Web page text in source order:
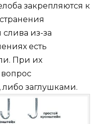
закрепляются к
из-за
есть
При их
заглушками.